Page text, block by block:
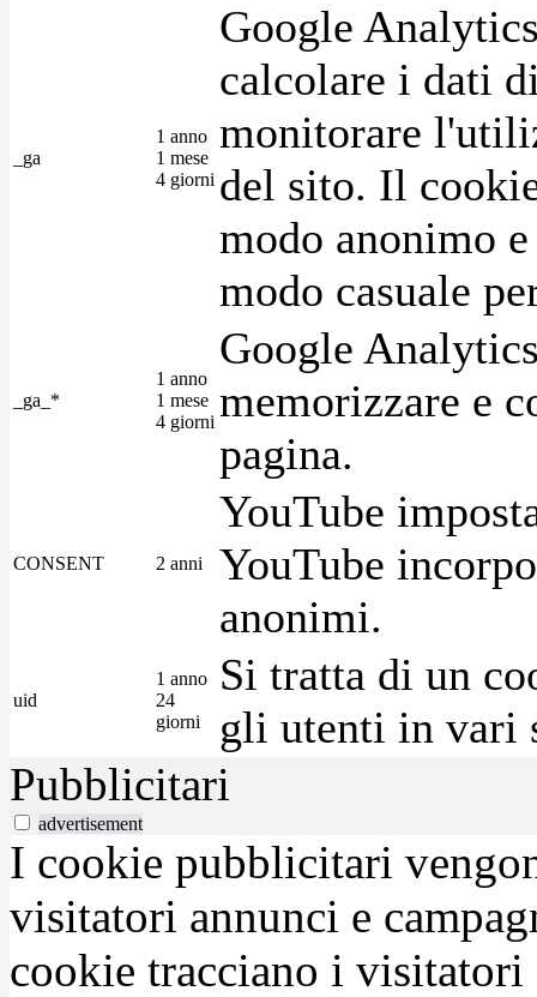
_ga
1 anno
1 mese
4 giorni
Google
calcolare i dati
monitorare
del sito. Il
modo anonimo
modo casuale
_ga_*
1 anno
1 mese
4 giorni
Google
memorizzare e
pagina.
CONSENT 2 anni
YouTube
YouTube
anonimi.
uid
1 anno
24
giorni
Si tratta di un
gli utenti in vari
Pubblicitari
advertisement
I cookie pubblicitari
visitatori annunci e
cookie tracciano i visitatori